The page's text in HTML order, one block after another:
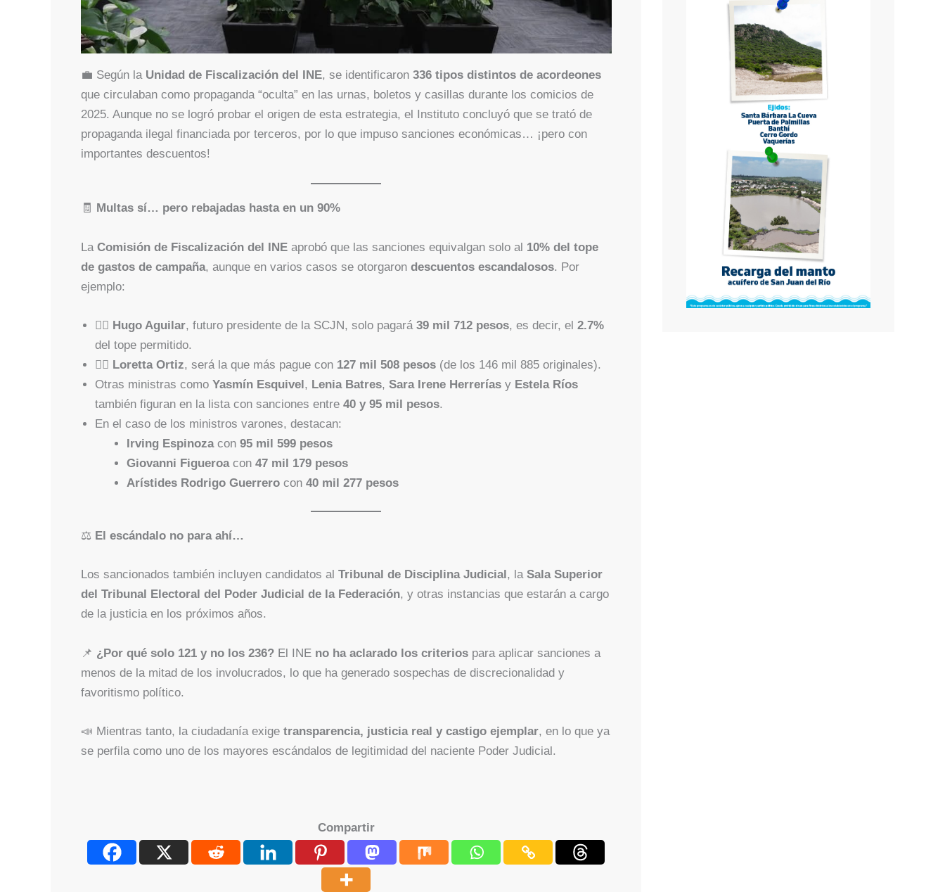
💼 Según la Unidad de Fiscalización del INE, se identificaron 336 tipos distintos de acordeones
que circulaban como propaganda “oculta” en las urnas, boletos y casillas durante los comicios de
2025. Aunque no se logró probar el origen de esta estrategia, el Instituto concluyó que se trató de
propaganda ilegal financiada por terceros, por lo que impuso sanciones económicas… ¡pero con
importantes descuentos!
🧾 Multas sí… pero rebajadas hasta en un 90%
La Comisión de Fiscalización del INEaprobó que las sanciones equivalgan solo al 10% del tope
de gastos de campaña, aunque en varios casos se otorgaron descuentos escandalosos. Por
ejemplo:
👨‍⚖️ Hugo Aguilar, futuro presidente de la SCJN, solo pagará 39 mil 712 pesos, es decir, el 2.7%
del tope permitido.
👩‍⚖️ Loretta Ortiz, será la que más pague con 127 mil 508 pesos(de los 146 mil 885 originales).
Otras ministras como Yasmín Esquivel, Lenia Batres, Sara Irene Herreríasy Estela Ríos
también figuran en la lista con sanciones entre 40 y 95 mil pesos.
En el caso de los ministros varones, destacan:
Irving Espinozacon 95 mil 599 pesos
Giovanni Figueroacon 47 mil 179 pesos
Arístides Rodrigo Guerrero con 40 mil 277 pesos
⚖️ El escándalo no para ahí…
Los sancionados también incluyen candidatos al Tribunal de Disciplina Judicial , la Sala Superior
del Tribunal Electoral del Poder Judicial de la Federación, y otras instancias que estarán a cargo
de la justicia en los próximos años.
📌 ¿Por qué solo 121 y no los 236?El INE no ha aclarado los criteriospara aplicar sanciones a
menos de la mitad de los involucrados, lo que ha generado sospechas de discrecionalidad y
favoritismo político.
📣 Mientras tanto, la ciudadanía exige transparencia, justicia real y castigo ejemplar, en lo que ya
se perfila como uno de los mayores escándalos de legitimidad del naciente Poder Judicial.
Compartir